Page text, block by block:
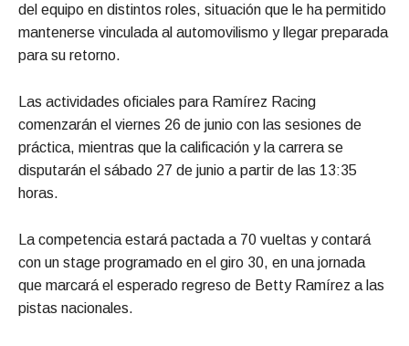
del equipo en distintos roles, situación que le ha permitido
mantenerse vinculada al automovilismo y llegar preparada
para su retorno.
Las actividades oficiales para Ramírez Racing
comenzarán el viernes 26 de junio con las sesiones de
práctica, mientras que la calificación y la carrera se
disputarán el sábado 27 de junio a partir de las 13:35
horas.
La competencia estará pactada a 70 vueltas y contará
con un stage programado en el giro 30, en una jornada
que marcará el esperado regreso de Betty Ramírez a las
pistas nacionales.